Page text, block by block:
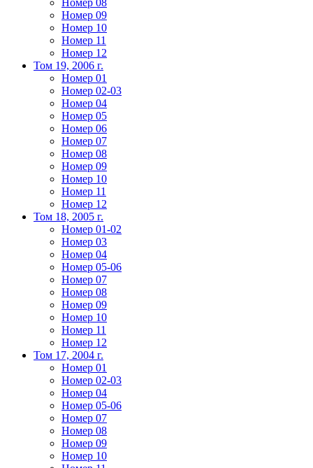
Номер 08
Номер 09
Номер 10
Номер 11
Номер 12
Том 19, 2006 г.
Номер 01
Номер 02-03
Номер 04
Номер 05
Номер 06
Номер 07
Номер 08
Номер 09
Номер 10
Номер 11
Номер 12
Том 18, 2005 г.
Номер 01-02
Номер 03
Номер 04
Номер 05-06
Номер 07
Номер 08
Номер 09
Номер 10
Номер 11
Номер 12
Том 17, 2004 г.
Номер 01
Номер 02-03
Номер 04
Номер 05-06
Номер 07
Номер 08
Номер 09
Номер 10